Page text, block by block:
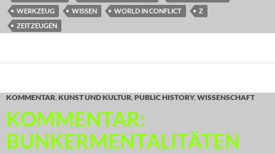
WERKZEUG
WISSEN WORLD IN CONFLICT
Z
ZEITZEUGEN
KOMMENTAR,KUNST UND KULTUR,PUBLIC HISTORY,WISSENSCHAFT
KOMMENTAR:
BUNKERMENTALITÄTEN